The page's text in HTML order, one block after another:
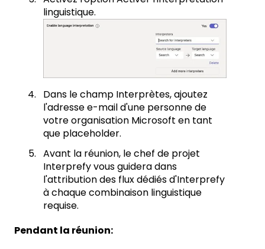
linguistique.
Dans le champ Interprètes, ajoutez
l'adresse e-mail d'une personne de
votre organisation Microsoft en tant
que placeholder.
Avant la réunion, le chef de projet
Interprefy vous guidera dans
l'attribution des flux dédiés d'Interprefy
à chaque combinaison linguistique
requise.
Pendant la réunion: